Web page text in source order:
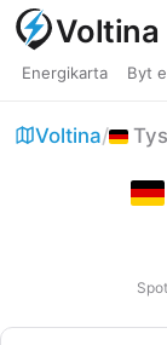
Voltina
Energikarta Byt
Elpris EU
Jämför
Kraftverk
Voltina/